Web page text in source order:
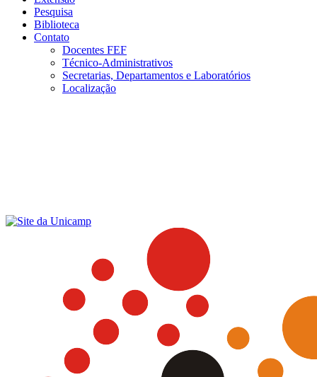
Pesquisa
Biblioteca
Contato
Docentes FEF
Técnico-Administrativos
Secretarias, Departamentos e Laboratórios
Localização